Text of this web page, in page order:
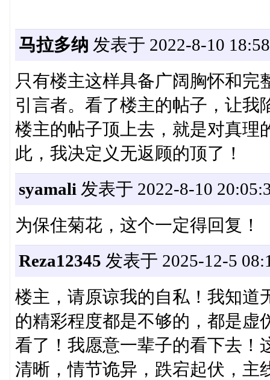
马拉多纳 发表于 2022-8-10
只有楼主这样具备广阔胸怀和
引言者。看了楼主的帖子，让我
楼主的帖子顶上去，就是对真理
此，我决定义无返顾的顶了！
syamali 发表于 2022-8-10
为保住菊花，这个一定得回复！
Reza12345 发表于 2025-12-5
楼主，请原谅我的自私！我知道
的精彩程度都是不够的，都是虚
看了！我愿意一辈子的看下去！
清晰，情节诡异，跌宕起伏，主